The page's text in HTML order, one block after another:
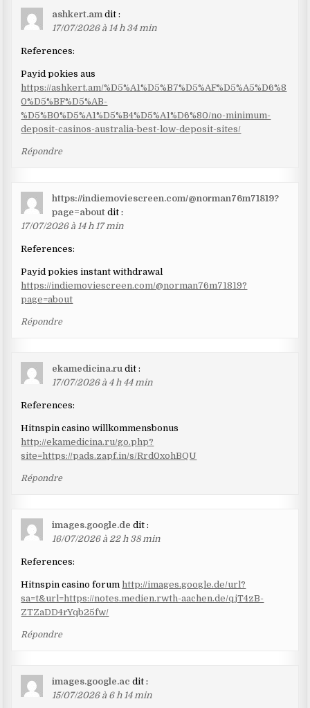
ashkert.am dit :
17/07/2026 à 14 h 34 min
References:
Payid pokies aus
https://ashkert.am/%D5%A1%D5%B7%D5%AF%D5%A5%D6%8
0%D5%BF%D5%AB-
%D5%B0%D5%A1%D5%B4%D5%A1%D6%80/no-minimum-
deposit-casinos-australia-best-low-deposit-sites/
Répondre
https://indiemoviescreen.com/@norman76m71819?
page=about dit :
17/07/2026 à 14 h 17 min
References:
Payid pokies instant withdrawal
https://indiemoviescreen.com/@norman76m71819?
page=about
Répondre
ekamedicina.ru dit :
17/07/2026 à 4 h 44 min
References:
Hitnspin casino willkommensbonus
http://ekamedicina.ru/go.php?
site=https://pads.zapf.in/s/Rrd0xohBQU
Répondre
images.google.de dit :
16/07/2026 à 22 h 38 min
References:
Hitnspin casino forumhttp://images.google.de/url?
sa=t&url=https://notes.medien.rwth-aachen.de/qjT4zB-
ZTZaDD4rYqb25fw/
Répondre
images.google.ac dit :
15/07/2026 à 6 h 14 min